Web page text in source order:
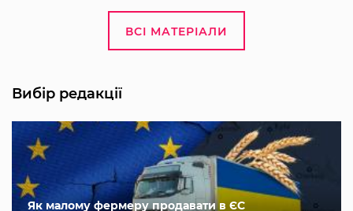
ВСІ МАТЕРІАЛИ
Вибір редакції
Як малому фермеру продавати в ЄС